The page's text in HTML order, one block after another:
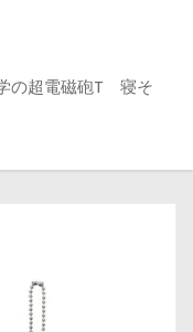
の超電磁砲T 寝そ